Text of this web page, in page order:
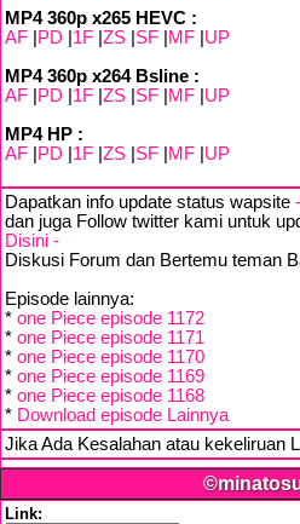
MP4 360p x265 HEVC :
AF
PD 1F ZS SF MF UP
MP4 360p x264 Bsline :
AF
PD 1F ZS SF MF UP
MP4 HP :
AF
PD 1F ZS SF MF UP
Dapatkan info update status wapsite
dan juga Follow twitter kami untuk
Disini -
Diskusi Forum dan Bertemu teman
Episode lainnya:
* one Piece episode 1172
* one Piece episode 1171
* one Piece episode 1170
* one Piece episode 1169
* one Piece episode 1168
* Download episode Lainnya
Jika Ada Kesalahan atau kekeliruan
Link: